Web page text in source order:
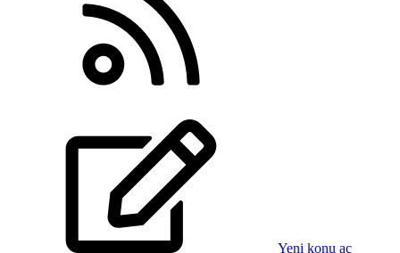
Yeni konu aç